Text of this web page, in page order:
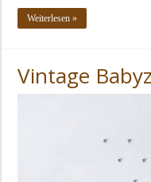
Weiterlesen »
Vintage